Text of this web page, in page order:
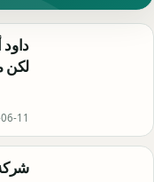
داود
لكن
11